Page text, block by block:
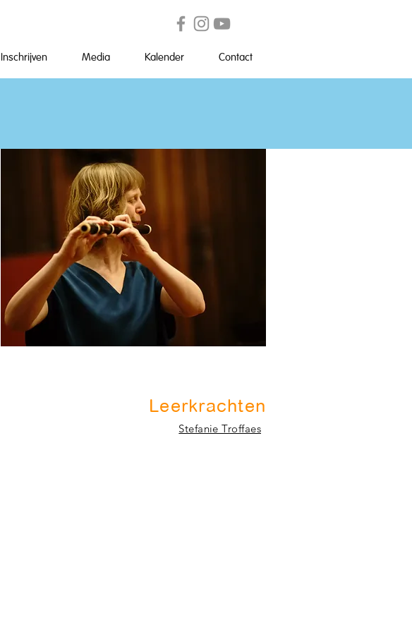
Inschrijven Media Kalender Contact
Leerkrachten
Stefanie Troffaes